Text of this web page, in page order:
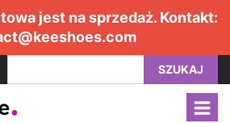
jest na sprzedaż. Kontakt:
SZUKAJ